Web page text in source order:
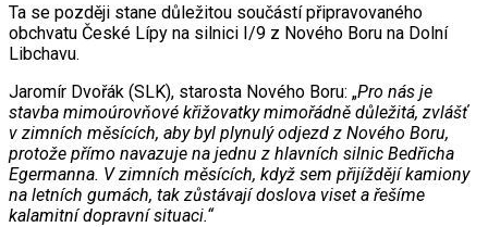
Ta se později stane důležitou součástí připravovaného
obchvatu České Lípy na silnici I/9 z Nového Boru na Dolní
Libchavu.
Jaromír Dvořák (SLK), starosta Nového Boru: „Pro nás je
stavba mimoúrovňové křižovatky mimořádně důležitá, zvlášť
v zimních měsících, aby byl plynulý odjezd z Nového Boru,
protože přímo navazuje na jednu z hlavních silnic Bedřicha
Egermanna. V zimních měsících, když sem přijíždějí kamiony
na letních gumách, tak zůstávají doslova viset a řešíme
kalamitní dopravní situaci.“